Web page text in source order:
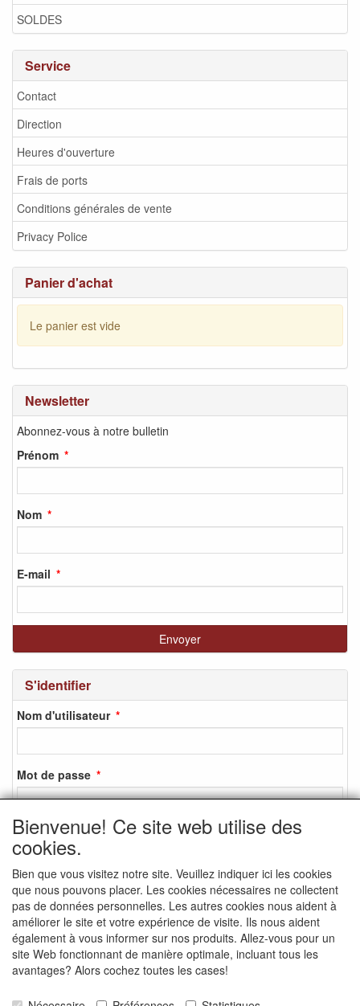
SOLDES
Service
Contact
Direction
Heures d'ouverture
Frais de ports
Conditions générales de vente
Privacy Police
Panier d'achat
Le panier est vide
Newsletter
Abonnez-vous à notre bulletin
Prénom
Nom
E-mail
S'identifier
Nom d'utilisateur
Mot de passe
S'inscrire
Mot de passe oublié ?
Bienvenue! Ce site web utilise des
cookies.
Bien que vous visitez notre site. Veuillez indiquer ici les cookies
que nous pouvons placer. Les cookies nécessaires ne collectent
pas de données personnelles. Les autres cookies nous aident à
améliorer le site et votre expérience de visite. Ils nous aident
également à vous informer sur nos produits. Allez-vous pour un
site Web fonctionnant de manière optimale, incluant tous les
avantages? Alors cochez toutes les cases!